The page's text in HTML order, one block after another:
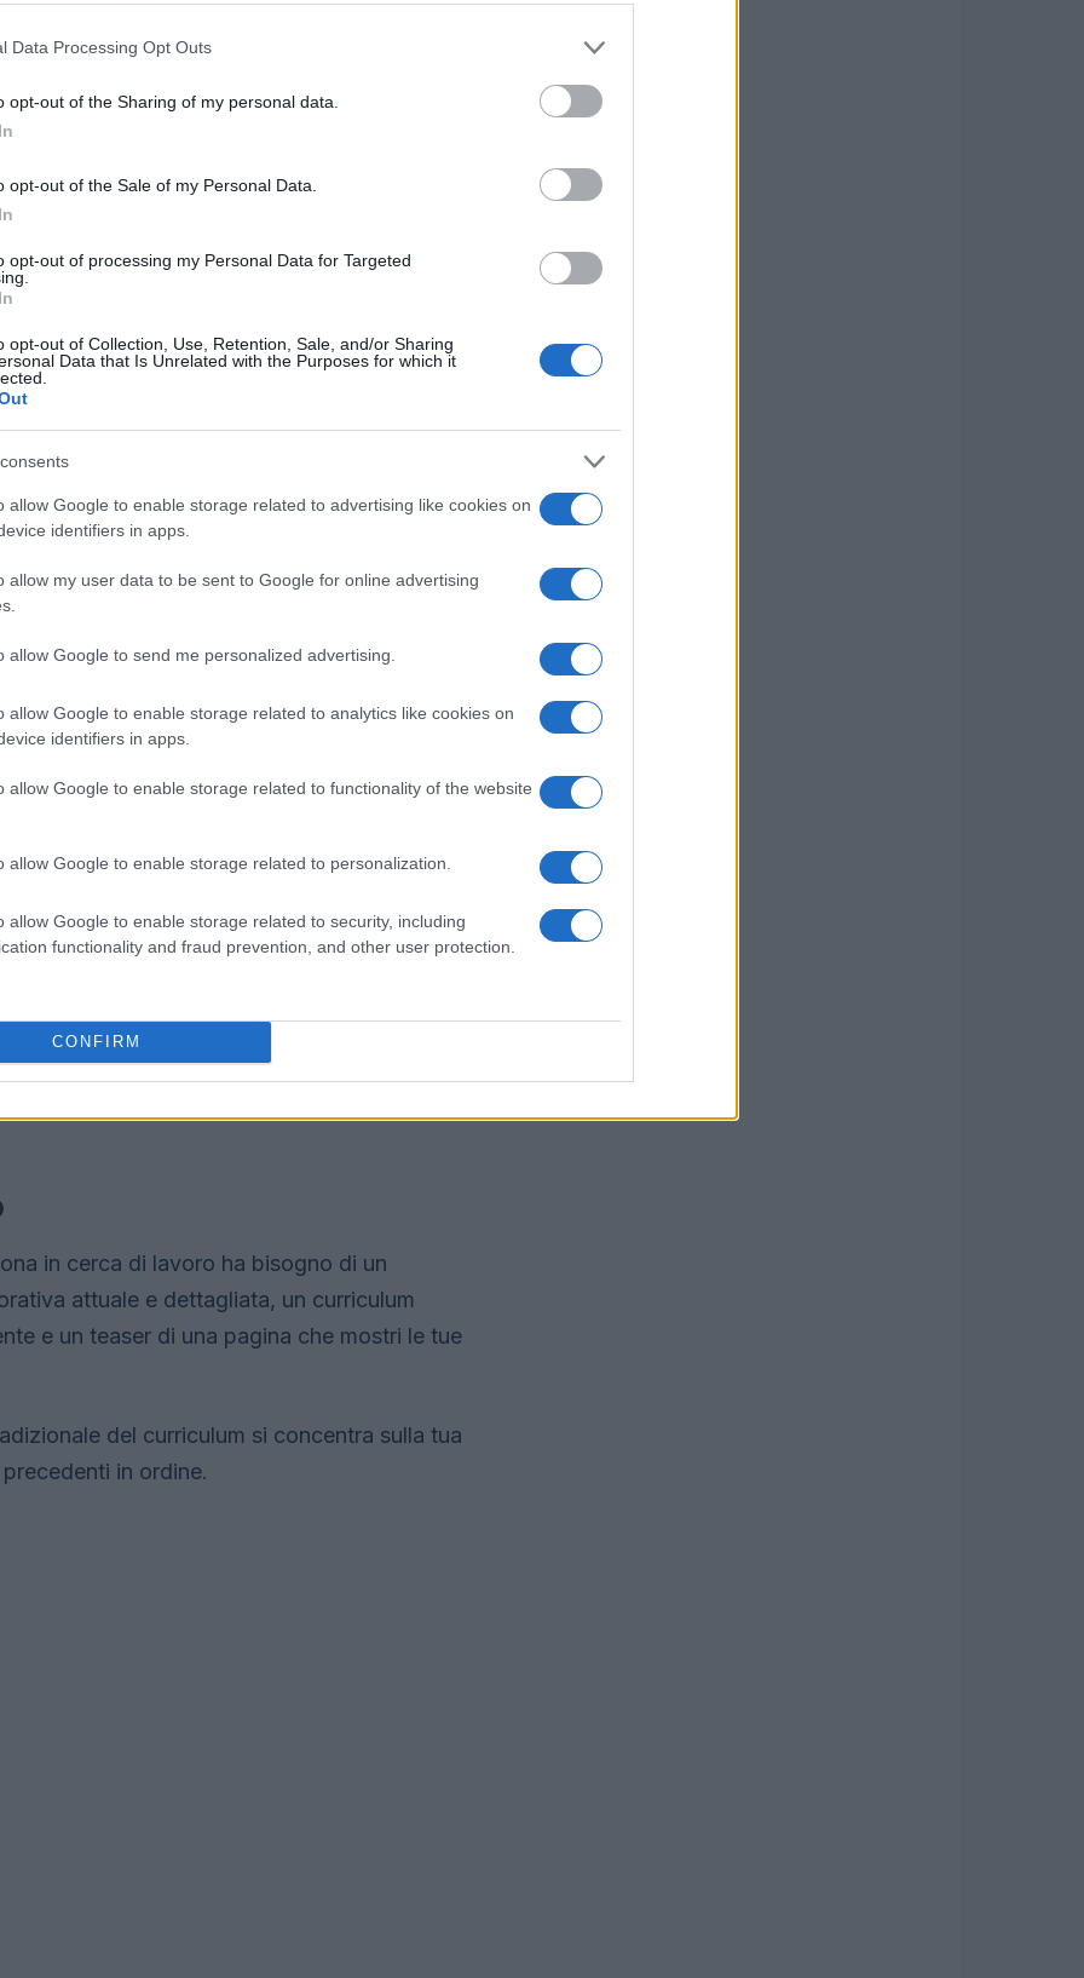
Data Processing Opt Outs
opt-out of the Sharing of my personal data.
opt-out of the Sale of my Personal Data.
opt-out of processing my Personal Data for Targeted
opt-out of Collection, Use, Retention, Sale, and/or Sharing
Data that Is Unrelated with the Purposes for which it
allow Google to enable storage related to advertising like cookies on
identifiers in apps.
allow my user data to be sent to Google for online advertising
allow Google to send me personalized advertising.
allow Google to enable storage related to analytics like cookies on
identifiers in apps.
allow Google to enable storage related to functionality of the website
allow Google to enable storage related to personalization.
allow Google to enable storage related to security, including
functionality and fraud prevention, and other user protection.
CONFIRM
lavori che vanno da posizioni di livello base
per ogni livello di abilità, molte professioni
Questo ti aiuterà a ricordare cosa ti piace e
quando inizi a scrivere il tuo.
è scegliere il miglior tipo di
esperienza e i lavori per i quali ti stai
te? Tieni a mente i tuoi punti di forza e di
il tipo di curriculum che evidenzia il primo
una lacuna nella tua storia lavorativa ,
per enfatizzare le tue capacità rispetto alla
in cerca di lavoro ha bisogno di un
attuale e dettagliata, un curriculum
e un teaser di una pagina che mostri le tue
del curriculum si concentra sulla tua
in ordine.